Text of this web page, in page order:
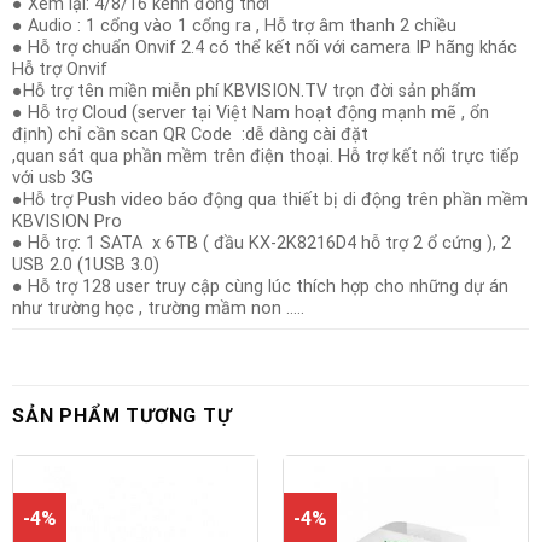
● Audio : 1 cổng vào 1 cổng ra , Hỗ trợ âm thanh 2 chiều
● Hỗ trợ chuẩn Onvif 2.4 có thể kết nối với camera IP hãng khác
Hỗ trợ Onvif
●Hỗ trợ tên miền miễn phí KBVISION.TV trọn đời sản phẩm
● Hỗ trợ Cloud (server tại Việt Nam hoạt động mạnh mẽ , ổn
định) chỉ cần scan QR Code :dễ dàng cài đặt
,quan sát qua phần mềm trên điện thoại. Hỗ trợ kết nối trực tiếp
với usb 3G
●Hỗ trợ Push video báo động qua thiết bị di động trên phần mềm
KBVISION Pro
● Hỗ trợ: 1 SATA x 6TB ( đầu KX-2K8216D4 hỗ trợ 2 ổ cứng ), 2
USB 2.0 (1USB 3.0)
● Hỗ trợ 128 user truy cập cùng lúc thích hợp cho những dự án
như trường học , trường mầm non …..
SẢN PHẨM TƯƠNG TỰ
-4% -4%